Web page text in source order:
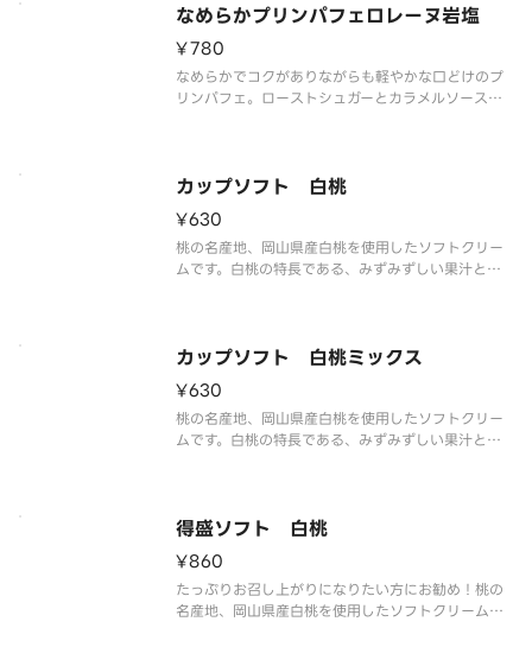
なめらかプリンパフェロレーヌ岩塩
¥780
なめらかでコクがありながらも軽やかな口どけのプ
リンパフェ。ローストシュガーとカラメルソースに
カップソフト 白桃
¥630
桃の名産地、岡山県産白桃を使用したソフトクリー
ムです。白桃の特長である、みずみずしい果汁と上
カップソフト 白桃ミックス
¥630
桃の名産地、岡山県産白桃を使用したソフトクリー
ムです。白桃の特長である、みずみずしい果汁と上
得盛ソフト 白桃
¥860
たっぷりお召し上がりになりたい方にお勧め！桃の
名産地、岡山県産白桃を使用したソフトクリームで